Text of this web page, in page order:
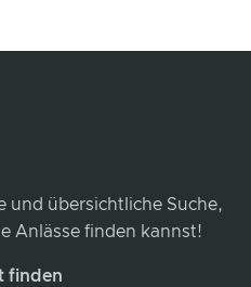
und übersichtliche Suche,
Anlässe finden kannst!
finden